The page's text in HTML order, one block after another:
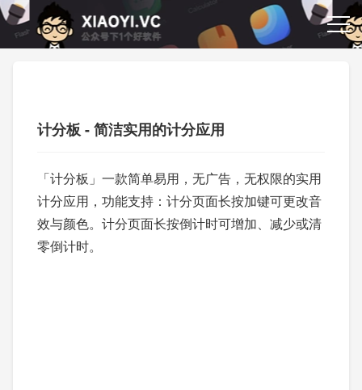
计分板 - 简洁实用的计分应用
「计分板」一款简单易用，无广告，无权限的实用
计分应用，功能支持：计分页面长按加键可更改音
效与颜色。计分页面长按倒计时可增加、减少或清
零倒计时。